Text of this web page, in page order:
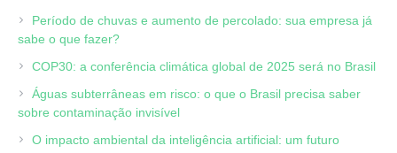
Período de chuvas e aumento de percolado: sua empresa já
sabe o que fazer?
COP30: a conferência climática global de 2025 será no Brasil
Águas subterrâneas em risco: o que o Brasil precisa saber
sobre contaminação invisível
O impacto ambiental da inteligência artificial: um futuro